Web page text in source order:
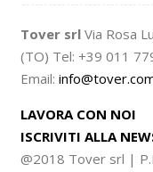
Tover srl Via Rosa
(TO) Tel: +39 011
Email:
LAVORA CON NOI
ISCRIVITI ALLA
@2018 Tover srl |